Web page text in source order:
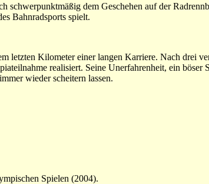
schwerpunktmäßig dem Geschehen auf der
Bahnradsports spielt.
letzten Kilometer einer langen Karriere. Nach drei
realisiert. Seine Unerfahrenheit, ein böser
wieder scheitern lassen.
Spielen (2004).